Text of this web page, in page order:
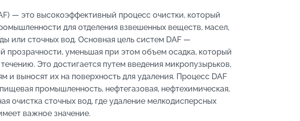
— это высокоэффективный процесс очистки, который
для отделения взвешенных веществ, масел,
или сточных вод. Основная цель систем DAF —
прозрачности, уменьшая при этом объем осадка, который
Это достигается путем введения микропузырьков,
и выносят их на поверхность для удаления. Процесс DAF
промышленность, нефтегазовая, нефтехимическая,
очистка сточных вод, где удаление мелкодисперсных
важное значение.